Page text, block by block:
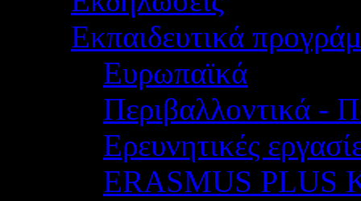
Εκπαιδευτικά
Ευρωπαϊκά
Περιβαλλοντικά -
Ερευνητικές
ERASMUS PLUS